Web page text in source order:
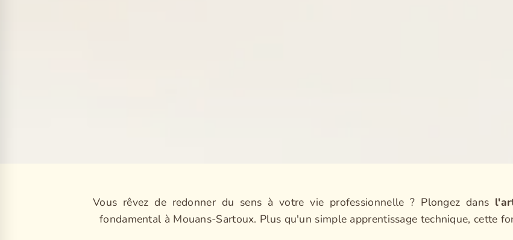
Vous rêvez de redonner du sens à votre vie professionnelle ? Plongez dans
fondamental à Mouans-Sartoux. Plus qu'un simple apprentissage technique, cette